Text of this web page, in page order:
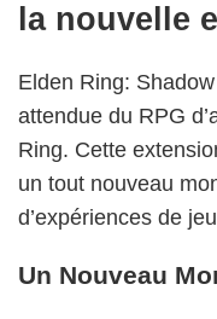
la nouvelle
Elden Ring:
attendue du RPG
Ring. Cette
un tout nouveau
d’expériences de
Un Nouveau